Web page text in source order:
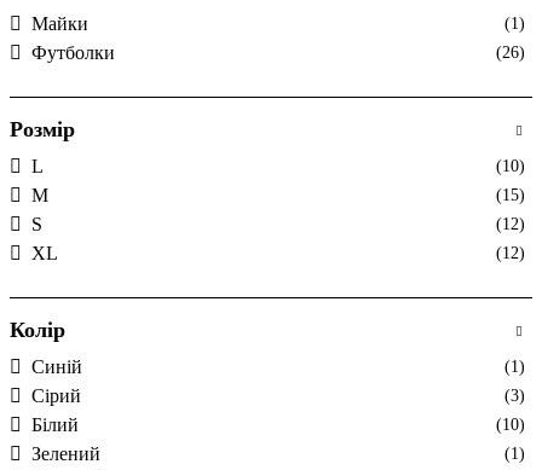
Майки (1)
Футболки (26)
Розмір
L (10)
M (15)
S (12)
XL (12)
Колір
Cиній (1)
Cірий (3)
Білий (10)
Зелений (1)